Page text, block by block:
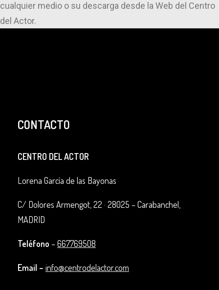
cualquier medio o su descarga desde la Web del Centro
del Actor.
CONTACTO
CENTRO DEL ACTOR
Lorena García de las Bayonas
C/ Dolores Armengot, 22 · 28025 – Carabanchel,
MADRID
Teléfono –667769508
Email – info@centrodelactor.com